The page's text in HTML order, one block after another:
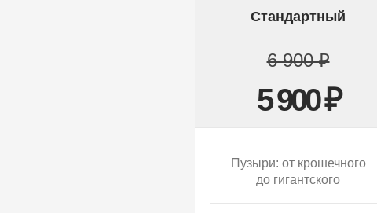
Стандартный
6 900 ₽
5 900 ₽
Пузыри: от крошечного
до гигантского